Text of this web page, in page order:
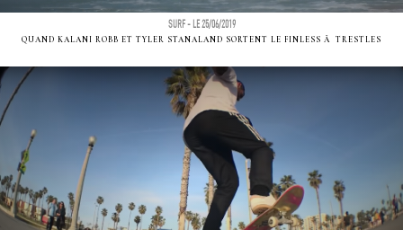
SURF - LE 25/06/2019
QUAND KALANI ROBB ET TYLER STANALAND SORTENT LE FINLESS Ã TRESTLES